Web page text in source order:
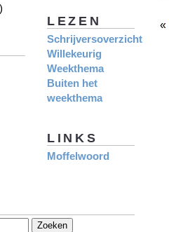
«
LEZEN
Schrijversoverzicht
Willekeurig
Weekthema
Buiten het
weekthema
LINKS
Moffelwoord